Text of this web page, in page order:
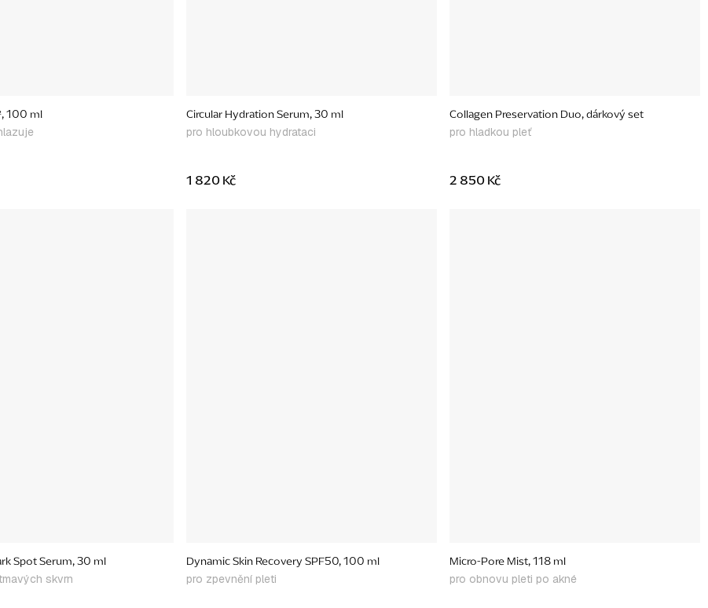
100 ml Circular Hydration Serum, 30 ml
pro hloubkovou hydrataci
1 820 Kč
Collagen Preservation Duo, dárkový set
pro hladkou pleť
2 850 Kč
Spot Serum, 30 ml
skvrn
Dynamic Skin Recovery SPF50, 100 ml
pro zpevnění pleti
Micro-Pore Mist, 118 ml
pro obnovu pleti po akné